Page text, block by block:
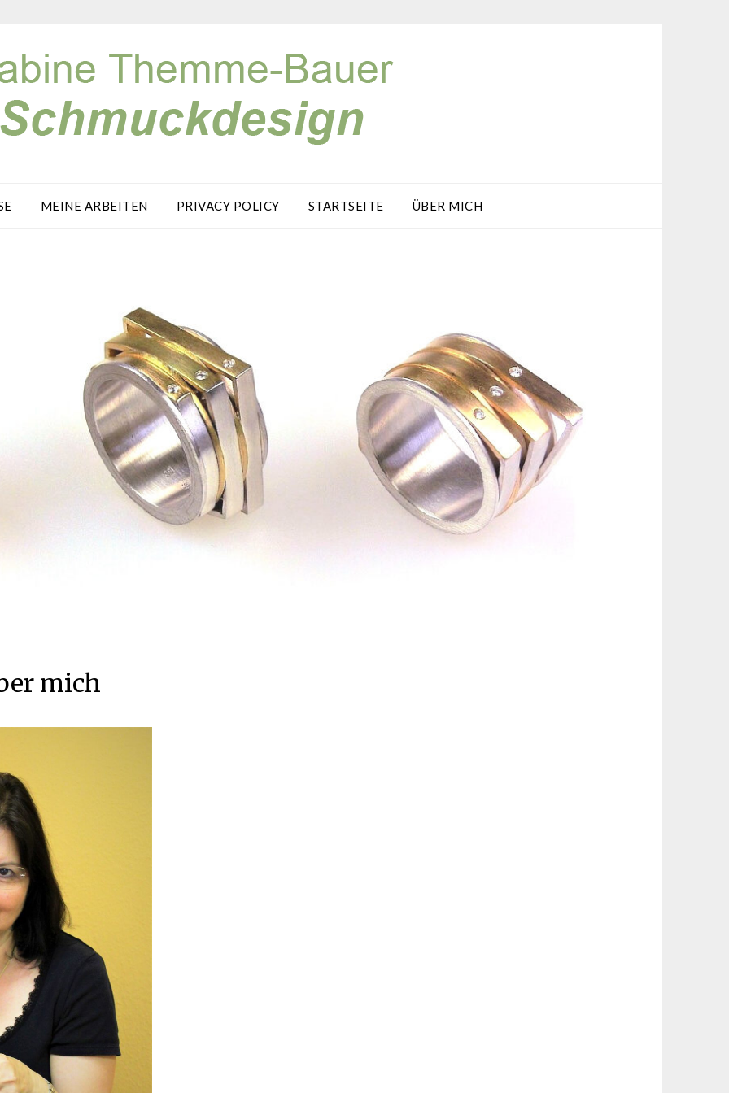
MEINE ARBEITEN PRIVACY POLICY STARTSEITE ÜBER MICH
mich